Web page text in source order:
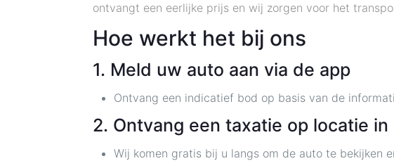
ontvangt een eerlijke prijs en wij zorgen voor het
Hoe werkt het bij ons
1. Meld uw auto aan via de app
Ontvang een indicatief bod op basis van de
2. Ontvang een taxatie op locatie in
Wij komen gratis bij u langs om de auto te bekijken